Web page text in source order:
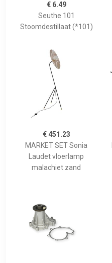
€ 6.49
Seuthe 101
Stoomdestillaat (*101)
€ 451.23
MARKET SET Sonia
Laudet vloerlamp
malachiet zand